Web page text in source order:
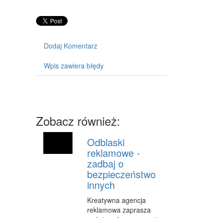
PRZEMYSŁ METALOWY
PRZEWÓZ
TRANSPORT
WYNAJEM
USŁUGI MOTORYZACYJNE
SALONY, KOMISY
PUBLIC RELATIONS
AGENCJE REKLAMOWE
MATERIAŁY REKLAMOWE
Dodaj Komentarz
Wpis zawiera błędy
Zobacz również:
Odblaski
reklamowe -
zadbaj o
bezpieczeństwo
innych
Kreatywna agencja
reklamowa zaprasza